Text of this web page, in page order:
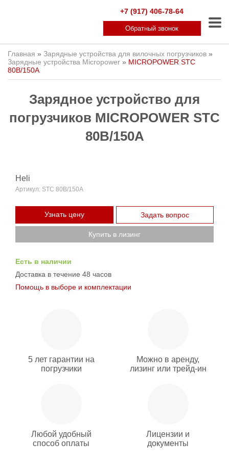
+7 (917) 406-78-64
Обратный звонок
Главная » Зарядные устройства для вилочных погрузчиков »
Зарядные устройства Micropower » MICROPOWER STC
80В/150А
Зарядное устройство для
погрузчиков MICROPOWER STC
80В/150А
Heli
Артикул: STC 80В/150А
Узнать цену Задать вопрос
Купить в лизинг
Есть в наличии
Доставка в течение 48 часов
Помощь в выборе и комплектации
5 лет гарантии на
погрузчики
Можно в аренду,
лизинг или трейд-ин
Любой удобный
способ оплаты
Лицензии и
документы